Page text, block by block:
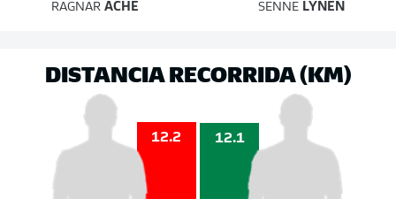
RAGNAR ACHE SENNE LYNEN
DISTANCIA RECORRIDA (KM)
12.2 12.1